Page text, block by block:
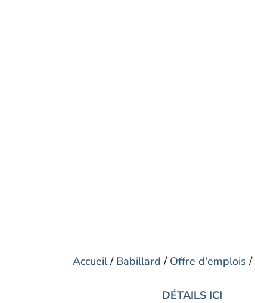
Accueil/ Babillard / Offre d'emplois /
DÉTAILS ICI